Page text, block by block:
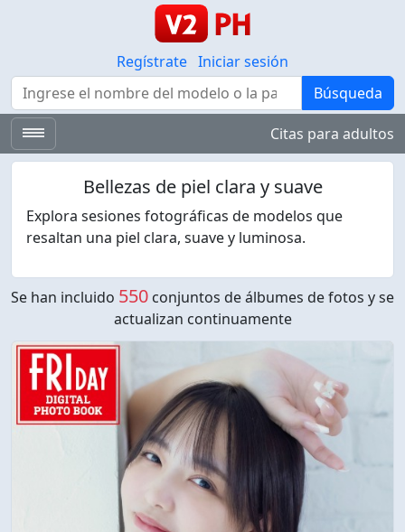
Regístrate Iniciar sesión
Búsqueda
Búsqueda
Citas para adultos
Bellezas de piel clara y suave
Explora sesiones fotográficas de modelos que
resaltan una piel clara, suave y luminosa.
Se han incluido 550 conjuntos de álbumes de fotos y se
actualizan continuamente